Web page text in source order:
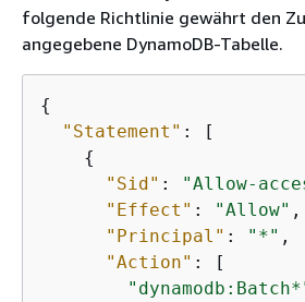
folgende Richtlinie gewährt den
angegebene DynamoDB-Tabelle.
{
"Statement" : [
{
"Sid" :
"Allow-
"Effect" : "Allow" ,
"Principal" : "*" ,
"Action" : [